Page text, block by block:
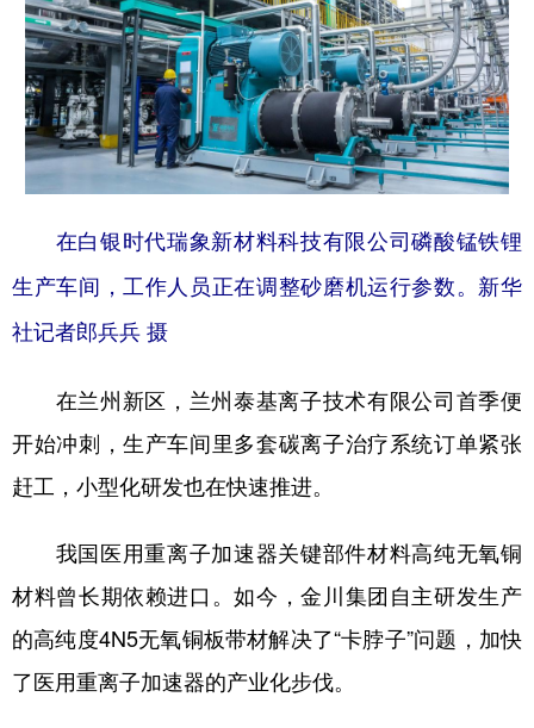
在白银时代瑞象新材料科技有限公司磷酸锰铁锂
生产车间，工作人员正在调整砂磨机运行参数。新华
社记者郎兵兵 摄
在兰州新区，兰州泰基离子技术有限公司首季便
开始冲刺，生产车间里多套碳离子治疗系统订单紧张
赶工，小型化研发也在快速推进。
我国医用重离子加速器关键部件材料高纯无氧铜
材料曾长期依赖进口。如今，金川集团自主研发生产
的高纯度4N5无氧铜板带材解决了“卡脖子”问题，加快
了医用重离子加速器的产业化步伐。